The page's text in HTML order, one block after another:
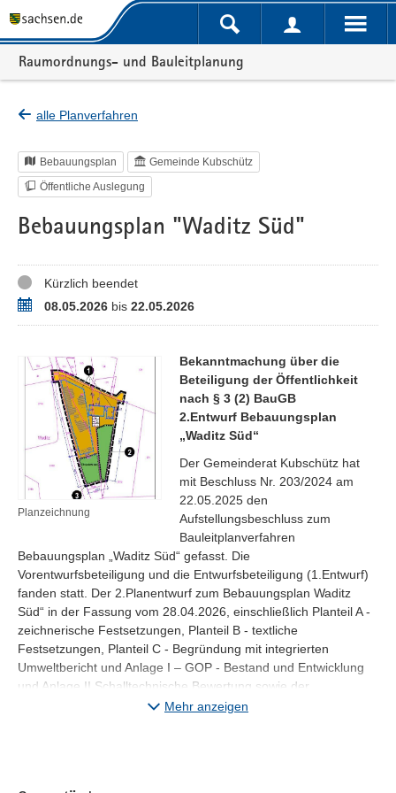
Raumordnungs- und Bauleitplanung
alle Planverfahren
Bebauungsplan Gemeinde Kubschütz
Öffentliche Auslegung
Bebauungsplan "Waditz Süd"
StatusKürzlich beendet
Zeitraum08.05.2026 bis 22.05.2026
Planzeichnung
Bekanntmachung über die
Beteiligung der Öffentlichkeit
nach § 3 (2) BauGB
2.Entwurf Bebauungsplan
„Waditz Süd“
Der Gemeinderat Kubschütz hat
mit Beschluss Nr. 203/2024 am
22.05.2025 den
Aufstellungsbeschluss zum
Bauleitplanverfahren
Bebauungsplan „Waditz Süd“ gefasst. Die
Vorentwurfsbeteiligung und die Entwurfsbeteiligung (1.Entwurf)
fanden statt. Der 2.Planentwurf zum Bebauungsplan Waditz
Süd“ in der Fassung vom 28.04.2026, einschließlich Planteil A -
zeichnerische Festsetzungen, Planteil B - textliche
Festsetzungen, Planteil C - Begründung mit integrierten
Umweltbericht und Anlage I – GOP - Bestand und Entwicklung
und Anlage II Schalltechnische Bewertung sowie der
vorhandenen umweltbezogenen Stellungnahmen ist im Rahmen
Mehr anzeigen